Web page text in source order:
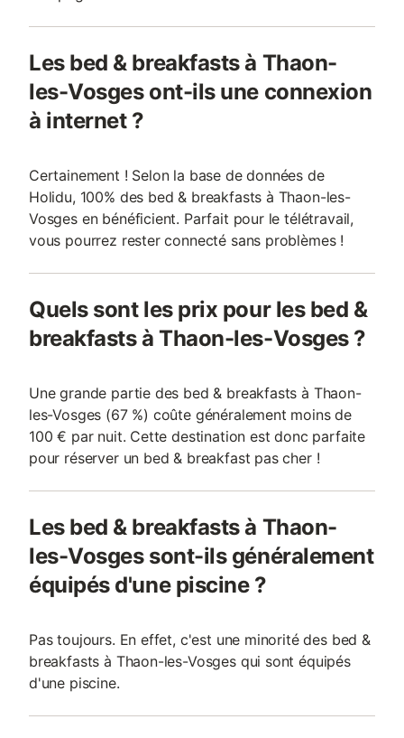
Les bed & breakfasts à Thaon-
les-Vosges ont-ils une connexion
à internet ?
Certainement ! Selon la base de données de
Holidu, 100% des bed & breakfasts à Thaon-les-
Vosges en bénéficient. Parfait pour le télétravail,
vous pourrez rester connecté sans problèmes !
Quels sont les prix pour les bed &
breakfasts à Thaon-les-Vosges ?
Une grande partie des bed & breakfasts à Thaon-
les-Vosges (67 %) coûte généralement moins de
100 € par nuit. Cette destination est donc parfaite
pour réserver un bed & breakfast pas cher !
Les bed & breakfasts à Thaon-
les-Vosges sont-ils généralement
équipés d'une piscine ?
Pas toujours. En effet, c'est une minorité des bed &
breakfasts à Thaon-les-Vosges qui sont équipés
d'une piscine.